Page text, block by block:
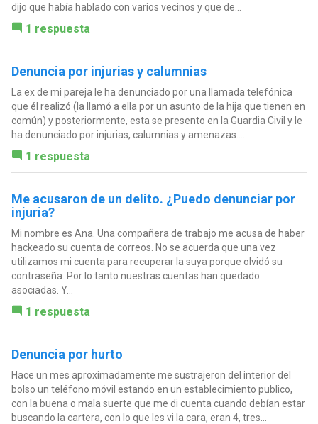
dijo que había hablado con varios vecinos y que de...
1 respuesta
Denuncia por injurias y calumnias
La ex de mi pareja le ha denunciado por una llamada telefónica
que él realizó (la llamó a ella por un asunto de la hija que tienen en
común) y posteriormente, esta se presento en la Guardia Civil y le
ha denunciado por injurias, calumnias y amenazas....
1 respuesta
Me acusaron de un delito. ¿Puedo denunciar por
injuria?
Mi nombre es Ana. Una compañera de trabajo me acusa de haber
hackeado su cuenta de correos. No se acuerda que una vez
utilizamos mi cuenta para recuperar la suya porque olvidó su
contraseña. Por lo tanto nuestras cuentas han quedado
asociadas. Y...
1 respuesta
Denuncia por hurto
Hace un mes aproximadamente me sustrajeron del interior del
bolso un teléfono móvil estando en un establecimiento publico,
con la buena o mala suerte que me di cuenta cuando debían estar
buscando la cartera, con lo que les vi la cara, eran 4, tres...